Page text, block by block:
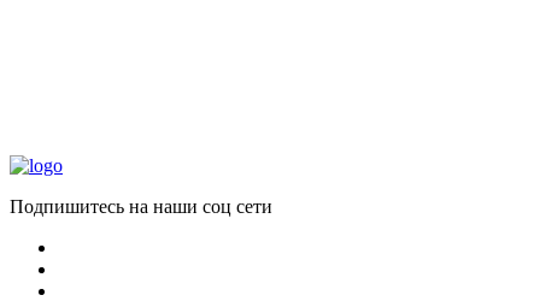
Подпишитесь на наши соц сети